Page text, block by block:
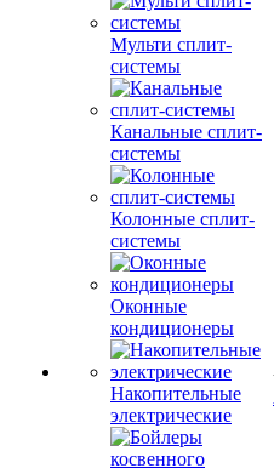
Мульти сплит-
системы
Канальные сплит-
системы
Колонные сплит-
системы
Оконные
кондиционеры
Накопительные
электрические